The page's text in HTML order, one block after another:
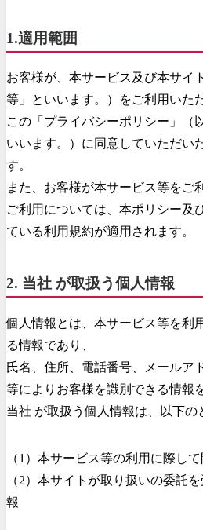
1.適用範囲
お客様が、本サービス及び本サイ
等」といいます。）をご利用いた
この「プライバシーポリシー」（
いいます。）に同意していただい
す。
また、お客様が本サービス等をご
ご利用については、本ポリシー及
ている利用規約が適用されます。
2. 当社 が取扱う個人情報
個人情報とは、本サービス等を利
る情報であり、
氏名、住所、電話番号、メールア
等によりお客様を識別できる情報
当社 が取扱う個人情報は、以下の
（1）本サービス等の利用に際し
（2）本サイトが取り扱いの委託
報